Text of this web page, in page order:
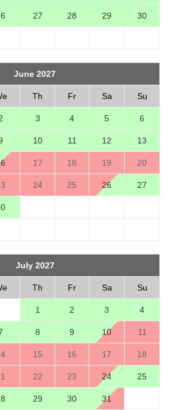
27 28 29 30
June 2027
Th Fr Sa Su
3 4 5 6
10 11 12 13
17 18 19 20
24 25 26 27
July 2027
Th Fr Sa Su
1 2 3 4
8 9 10 11
15 16 17 18
22 23 24 25
29 30 31